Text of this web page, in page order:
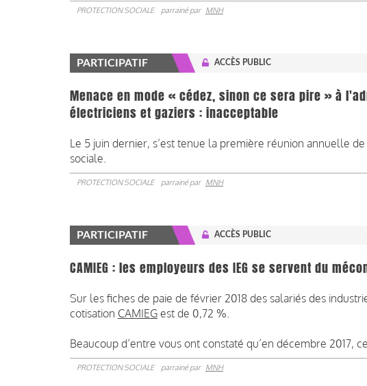
PROTECTION SOCIALE parrainé par MNH
PARTICIPATIF ACCÈS PUBLIC
Menace en mode « cédez, sinon ce sera pire » à
électriciens et gaziers : inacceptable
Le 5 juin dernier, s’est tenue la première réunion annuelle
sociale.
PROTECTION SOCIALE parrainé par MNH
PARTICIPATIF ACCÈS PUBLIC
CAMIEG : les employeurs des IEG se servent du
Sur les fiches de paie de février 2018 des salariés des
cotisation CAMIEG est de 0,72 %.
Beaucoup d’entre vous ont constaté qu’en décembre 2017,
PROTECTION SOCIALE parrainé par MNH